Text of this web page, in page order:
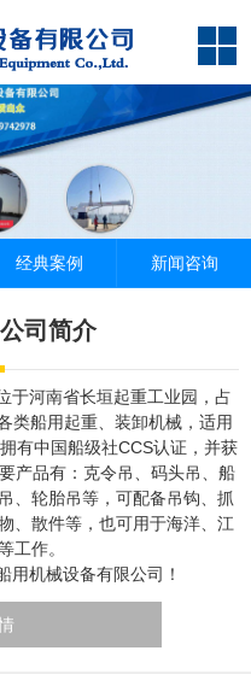
经典案例 新闻咨询
公司简介
河南省长垣起重工业园，占
类船用起重、装卸机械，适用
有中国船级社CCS认证，并获
产品有：克令吊、码头吊、船
、轮胎吊等，可配备吊钩、抓
、散件等，也可用于海洋、江
工作。
机械设备有限公司！